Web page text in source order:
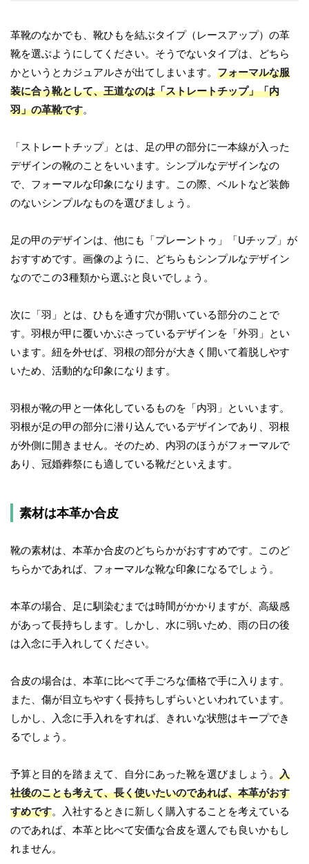
革靴のなかでも、靴ひもを結ぶタイプ（レースアップ）の革
靴を選ぶようにしてください。そうでないタイプは、どちら
かというとカジュアルさが出てしまいます。 フォーマルな服
装に合う靴として、王道なのは「ストレートチップ」「内
羽」の革靴です。
「ストレートチップ」とは、足の甲の部分に一本線が入った
デザインの靴のことをいいます。シンプルなデザインなの
で、フォーマルな印象になります。この際、ベルトなど装飾
のないシンプルなものを選びましょう。
足の甲のデザインは、他にも「プレーントゥ」「Uチップ」が
おすすめです。画像のように、どちらもシンプルなデザイン
なのでこの3種類から選ぶと良いでしょう。
次に「羽」とは、ひもを通す穴が開いている部分のことで
す。羽根が甲に覆いかぶさっているデザインを「外羽」とい
います。紐を外せば、羽根の部分が大きく開いて着脱しやす
いため、活動的な印象になります。
羽根が靴の甲と一体化しているものを「内羽」といいます。
羽根が足の甲の部分に潜り込んでいるデザインであり、羽根
が外側に開きません。そのため、内羽のほうがフォーマルで
あり、冠婚葬祭にも適している靴だといえます。
素材は本革か合皮
靴の素材は、本革か合皮のどちらかがおすすめです。このど
ちらかであれば、フォーマルな靴な印象になるでしょう。
本革の場合、足に馴染むまでは時間がかかりますが、高級感
があって長持ちします。しかし、水に弱いため、雨の日の後
は入念に手入れしてください。
合皮の場合は、本革に比べて手ごろな価格で手に入ります。
また、傷が目立ちやすく長持ちしずらいといわれています。
しかし、入念に手入れをすれば、きれいな状態はキープでき
るでしょう。
予算と目的を踏まえて、自分にあった靴を選びましょう。 入
社後のことも考えて、長く使いたいのであれば、本革がおす
すめです。入社するときに新しく購入することを考えている
のであれば、本革と比べて安価な合皮を選んでも良いかもし
れません。